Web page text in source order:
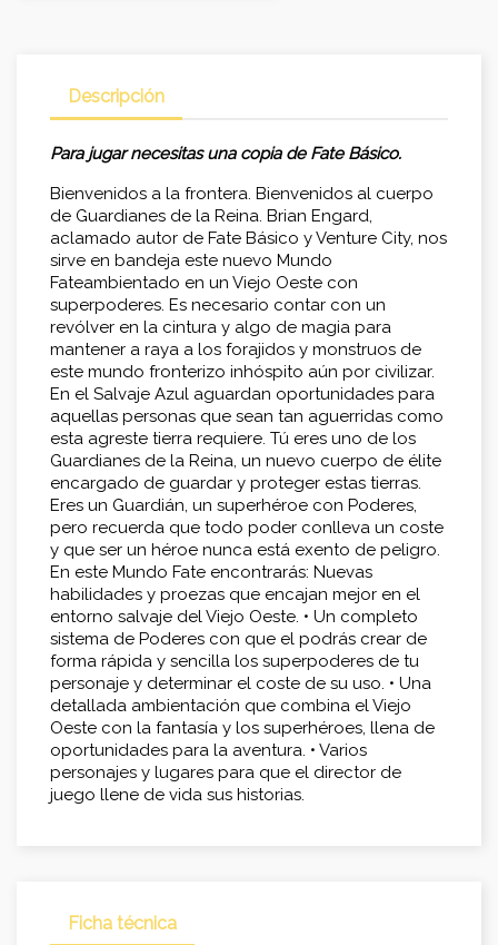
Descripción
Para jugar necesitas una copia de Fate Básico.
Bienvenidos a la frontera. Bienvenidos al cuerpo
de Guardianes de la Reina. Brian Engard,
aclamado autor de Fate Básico y Venture City, nos
sirve en bandeja este nuevo Mundo
Fateambientado en un Viejo Oeste con
superpoderes. Es necesario contar con un
revólver en la cintura y algo de magia para
mantener a raya a los forajidos y monstruos de
este mundo fronterizo inhóspito aún por civilizar.
En el Salvaje Azul aguardan oportunidades para
aquellas personas que sean tan aguerridas como
esta agreste tierra requiere. Tú eres uno de los
Guardianes de la Reina, un nuevo cuerpo de élite
encargado de guardar y proteger estas tierras.
Eres un Guardián, un superhéroe con Poderes,
pero recuerda que todo poder conlleva un coste
y que ser un héroe nunca está exento de peligro.
En este Mundo Fate encontrarás: Nuevas
habilidades y proezas que encajan mejor en el
entorno salvaje del Viejo Oeste. • Un completo
sistema de Poderes con que el podrás crear de
forma rápida y sencilla los superpoderes de tu
personaje y determinar el coste de su uso. • Una
detallada ambientación que combina el Viejo
Oeste con la fantasía y los superhéroes, llena de
oportunidades para la aventura. • Varios
personajes y lugares para que el director de
juego llene de vida sus historias.
Ficha técnica